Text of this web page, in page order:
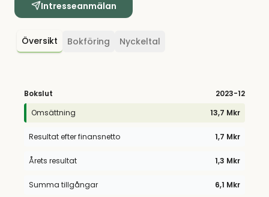
Intresseanmälan
Översikt Bokföring Nyckeltal
Bokslut 2023-12
Omsättning
13,7 Mkr
Resultat efter finansnetto 1,7 Mkr
Årets resultat 1,3 Mkr
Summa tillgångar 6,1 Mkr